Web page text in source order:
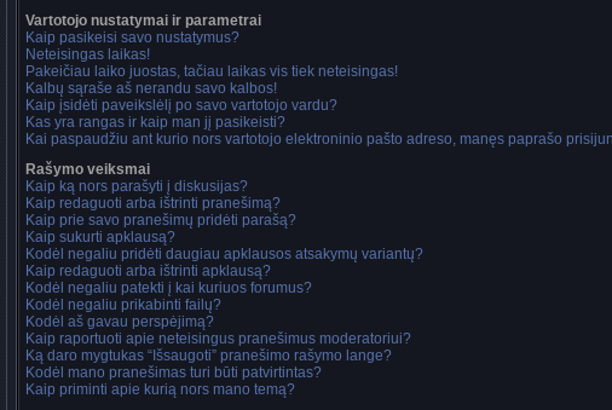
Vartotojo nustatymai ir parametrai
Kaip pasikeisi savo nustatymus?
Neteisingas laikas!
Pakeičiau laiko juostas, tačiau laikas vis tiek neteisingas!
Kalbų sąraše aš nerandu savo kalbos!
Kaip įsidėti paveikslėlį po savo vartotojo vardu?
Kas yra rangas ir kaip man jį pasikeisti?
Kai paspaudžiu ant kurio nors vartotojo elektroninio pašto adreso, manęs paprašo
Rašymo veiksmai
Kaip ką nors parašyti į diskusijas?
Kaip redaguoti arba ištrinti pranešimą?
Kaip prie savo pranešimų pridėti parašą?
Kaip sukurti apklausą?
Kodėl negaliu pridėti daugiau apklausos atsakymų variantų?
Kaip redaguoti arba ištrinti apklausą?
Kodėl negaliu patekti į kai kuriuos forumus?
Kodėl negaliu prikabinti failų?
Kodėl aš gavau perspėjimą?
Kaip raportuoti apie neteisingus pranešimus moderatoriui?
Ką daro mygtukas “Išsaugoti” pranešimo rašymo lange?
Kodėl mano pranešimas turi būti patvirtintas?
Kaip priminti apie kurią nors mano temą?